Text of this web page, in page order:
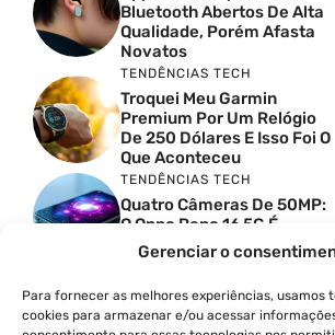
Gerenciar o
Para fornecer as melhores experiências, usamos
cookies para armazenar e/ou acessar
Bluetooth Abertos De Alta
Qualidade, Porém Afasta
Novatos
TENDÊNCIAS TECH
Troquei Meu Garmin
Premium Por Um Relógio
De 250 Dólares E Isso Foi O
Que Aconteceu
TENDÊNCIAS TECH
Quatro Câmeras De 50MP:
O Oppo Reno 16 5G É
Absurdo
Comparativo De
Especificações Entre O